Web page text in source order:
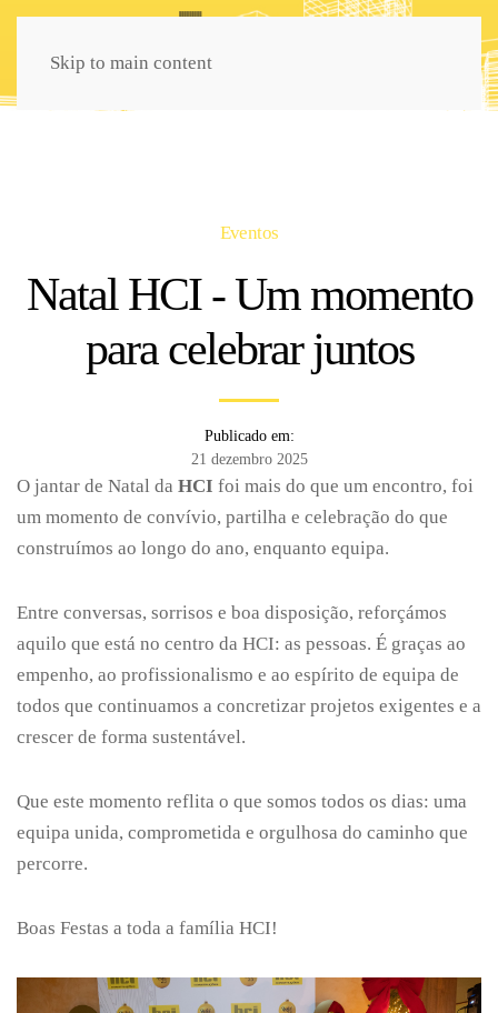
Skip to main content
Eventos
Natal HCI - Um momento
para celebrar juntos
Publicado em:
21 dezembro 2025
O jantar de Natal da HCI foi mais do que um encontro, foi
um momento de convívio, partilha e celebração do que
construímos ao longo do ano, enquanto equipa.
Entre conversas, sorrisos e boa disposição, reforçámos
aquilo que está no centro da HCI: as pessoas. É graças ao
empenho, ao profissionalismo e ao espírito de equipa de
todos que continuamos a concretizar projetos exigentes e a
crescer de forma sustentável.
Que este momento reflita o que somos todos os dias: uma
equipa unida, comprometida e orgulhosa do caminho que
percorre.
Boas Festas a toda a família HCI!